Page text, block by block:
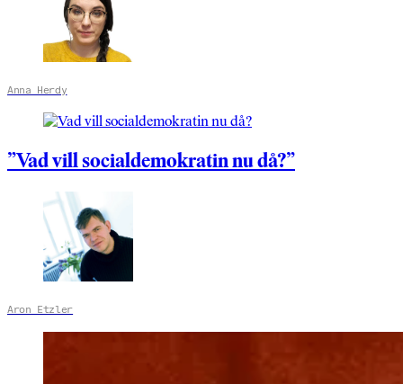
Anna Herdy
”Vad vill socialdemokratin nu då?”
Aron Etzler